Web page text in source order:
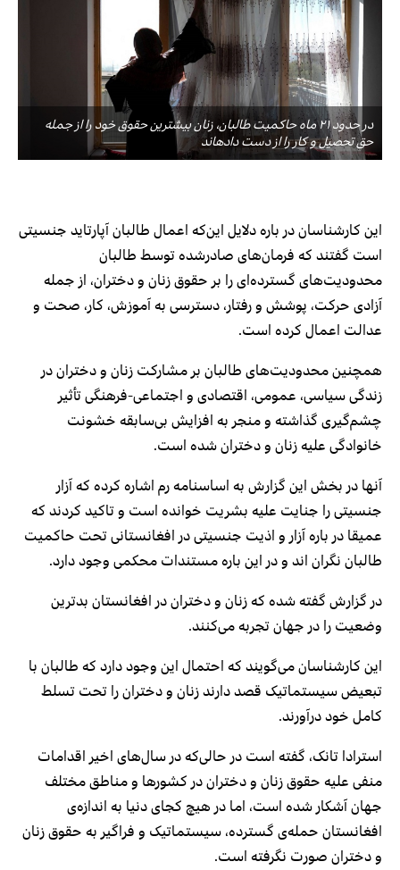
در حدود ۲۱ ماه حاکمیت طالبان، زنان بیشترین حقوق خود را از جمله
حق تحصیل و کار را از دست دادهاند
این کارشناسان در باره دلایل این‌که اعمال طالبان آپارتاید جنسیتی
است گفتند که فرمان‌های صادرشده توسط طالبان
محدودیت‌های گسترده‌ای را بر حقوق زنان و دختران، از جمله
آزادی حرکت، پوشش و رفتار، دسترسی به آموزش، کار، صحت و
عدالت اعمال کرده است.
همچنین محدودیت‌های طالبان بر مشارکت زنان و دختران در
زندگی سیاسی، عمومی، اقتصادی و اجتماعی-فرهنگی تأثیر
چشم‌گیری گذاشته و منجر به افزایش بی‌سابقه خشونت
خانوادگی علیه زنان و دختران شده است.
آنها در بخش این گزارش به اساسنامه رم اشاره کرده که آزار
جنسیتی را جنایت علیه بشریت خوانده است و تاکید کردند که
عمیقا در باره آزار و اذیت جنسیتی در افغانستانی تحت حاکمیت
طالبان نگران اند و در این باره مستندات محکمی وجود دارد.
در گزارش گفته شده که زنان و دختران در افغانستان بدترین
وضعیت را در جهان تجربه می‌کنند.
این کارشناسان می‌گویند که احتمال این وجود دارد که طالبان با
تبعیض سیستماتیک قصد دارند زنان و دختران را تحت تسلط
کامل خود درآورند.
استرادا تانک، گفته است در حالی‌که در سال‌های اخیر اقدامات
منفی علیه حقوق زنان و دختران در کشورها و مناطق مختلف
جهان آشکار شده است، اما در هیچ کجای دنیا به اندازه‌ی
افغانستان حمله‌ی گسترده، سیستماتیک و فراگیر به حقوق زنان
و دختران صورت نگرفته است.